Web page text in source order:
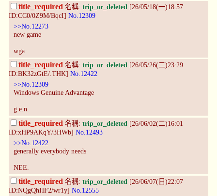
title_required 名稱: trip_or_deleted [26/05/18(一)18:57
ID:CC0/0Z9M/BqcI] No.12309
>>No.12273
new game
wga
title_required 名稱: trip_or_deleted [26/05/26(二)23:29
ID:BK32zGtE/.THK] No.12422
>>No.12309
Windows Genuine Advantage
g.e.n.
title_required 名稱: trip_or_deleted [26/06/02(二)16:01
ID:xHP9AKqY/3HWb] No.12493
>>No.12422
generally everybody needs
NEE.
title_required 名稱: trip_or_deleted [26/06/07(日)22:07
ID:NQgQhHF2/wr1y] No.12555